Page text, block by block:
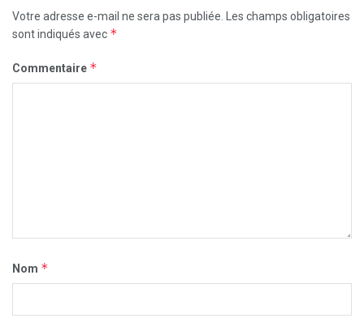
Votre adresse e-mail ne sera pas publiée. Les champs obligatoires
sont indiqués avec *
Commentaire *
Nom *